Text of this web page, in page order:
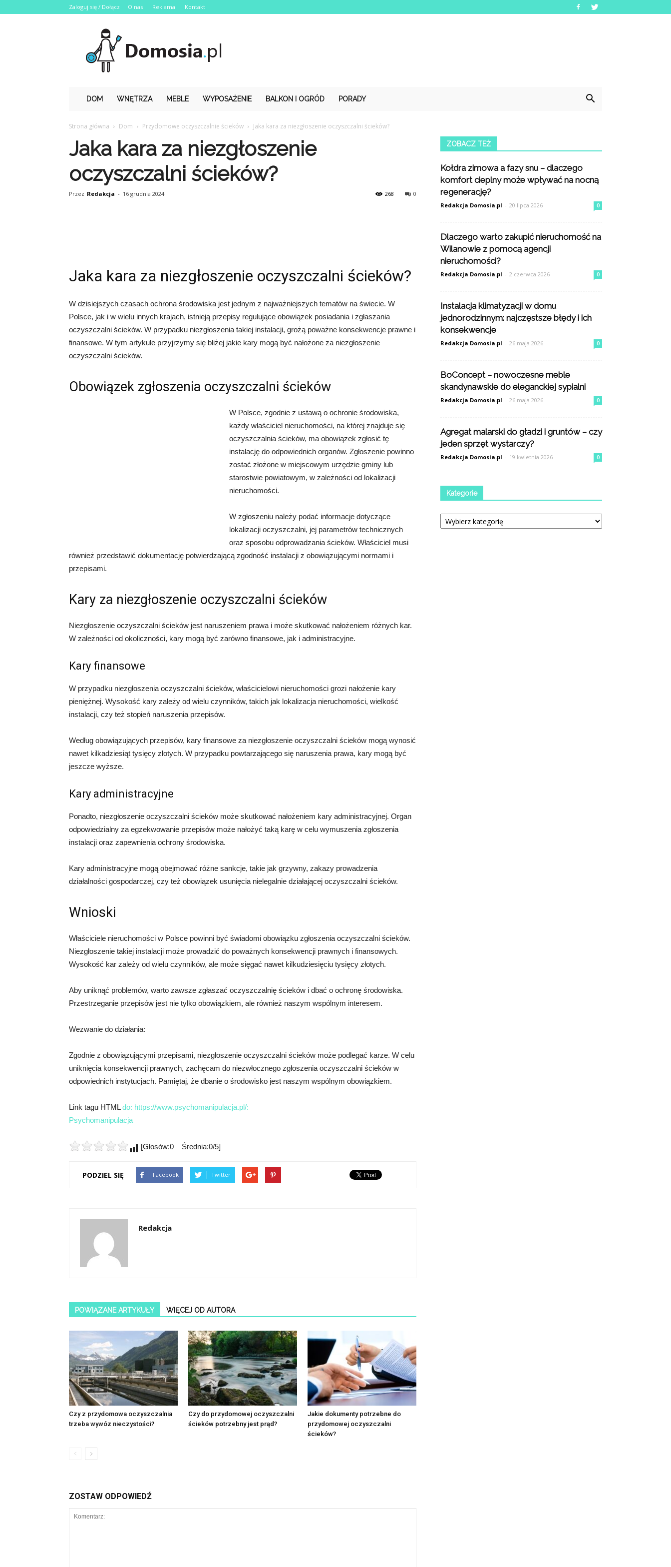
Zaloguj się / Dołącz O nas Reklama Kontakt
Domosia.pl
DOM WNĘTRZA MEBLE WYPOSAŻENIE BALKON I OGRÓD PORADY
Strona główna Dom Przydomowe oczyszczalnie ścieków Jaka kara za niezgłoszenie oczyszczalni ścieków?
Jaka kara za niezgłoszenie
oczyszczalni ścieków?
Przez Redakcja - 16 grudnia 2024 0
268
Jaka kara za niezgłoszenie oczyszczalni ścieków?
W dzisiejszych czasach ochrona środowiska jest jednym z najważniejszych tematów na świecie. W
Polsce, jak i w wielu innych krajach, istnieją przepisy regulujące obowiązek posiadania i zgłaszania
oczyszczalni ścieków. W przypadku niezgłoszenia takiej instalacji, grożą poważne konsekwencje prawne i
finansowe. W tym artykule przyjrzymy się bliżej jakie kary mogą być nałożone za niezgłoszenie
oczyszczalni ścieków.
Obowiązek zgłoszenia oczyszczalni ścieków
W Polsce, zgodnie z ustawą o ochronie środowiska,
każdy właściciel nieruchomości, na której znajduje się
oczyszczalnia ścieków, ma obowiązek zgłosić tę
instalację do odpowiednich organów. Zgłoszenie powinno
zostać złożone w miejscowym urzędzie gminy lub
starostwie powiatowym, w zależności od lokalizacji
nieruchomości.
W zgłoszeniu należy podać informacje dotyczące
lokalizacji oczyszczalni, jej parametrów technicznych
oraz sposobu odprowadzania ścieków. Właściciel musi
również przedstawić dokumentację potwierdzającą zgodność instalacji z obowiązującymi normami i
przepisami.
Kary za niezgłoszenie oczyszczalni ścieków
Niezgłoszenie oczyszczalni ścieków jest naruszeniem prawa i może skutkować nałożeniem różnych kar.
W zależności od okoliczności, kary mogą być zarówno finansowe, jak i administracyjne.
Kary finansowe
W przypadku niezgłoszenia oczyszczalni ścieków, właścicielowi nieruchomości grozi nałożenie kary
pieniężnej. Wysokość kary zależy od wielu czynników, takich jak lokalizacja nieruchomości, wielkość
instalacji, czy też stopień naruszenia przepisów.
Według obowiązujących przepisów, kary finansowe za niezgłoszenie oczyszczalni ścieków mogą wynosić
nawet kilkadziesiąt tysięcy złotych. W przypadku powtarzającego się naruszenia prawa, kary mogą być
jeszcze wyższe.
Kary administracyjne
Ponadto, niezgłoszenie oczyszczalni ścieków może skutkować nałożeniem kary administracyjnej. Organ
odpowiedzialny za egzekwowanie przepisów może nałożyć taką karę w celu wymuszenia zgłoszenia
instalacji oraz zapewnienia ochrony środowiska.
Kary administracyjne mogą obejmować różne sankcje, takie jak grzywny, zakazy prowadzenia
działalności gospodarczej, czy też obowiązek usunięcia nielegalnie działającej oczyszczalni ścieków.
Wnioski
Właściciele nieruchomości w Polsce powinni być świadomi obowiązku zgłoszenia oczyszczalni ścieków.
Niezgłoszenie takiej instalacji może prowadzić do poważnych konsekwencji prawnych i finansowych.
Wysokość kar zależy od wielu czynników, ale może sięgać nawet kilkudziesięciu tysięcy złotych.
Aby uniknąć problemów, warto zawsze zgłaszać oczyszczalnię ścieków i dbać o ochronę środowiska.
Przestrzeganie przepisów jest nie tylko obowiązkiem, ale również naszym wspólnym interesem.
Wezwanie do działania:
Zgodnie z obowiązującymi przepisami, niezgłoszenie oczyszczalni ścieków może podlegać karze. W celu
uniknięcia konsekwencji prawnych, zachęcam do niezwłocznego zgłoszenia oczyszczalni ścieków w
odpowiednich instytucjach. Pamiętaj, że dbanie o środowisko jest naszym wspólnym obowiązkiem.
Link tagu HTMLdo: https://www.psychomanipulacja.pl/:
Psychomanipulacja
[Głosów:0 Średnia:0/5]
PODZIEL SIĘ Facebook Twitter
Redakcja
POWIĄZANE ARTYKUŁY WIĘCEJ OD AUTORA
Czy z przydomowa oczyszczalnia
trzeba wywóz nieczystości?
Czy do przydomowej oczyszczalni
ścieków potrzebny jest prąd?
Jakie dokumenty potrzebne do
przydomowej oczyszczalni
ścieków?
ZOSTAW ODPOWIEDŹ
ZOBACZ TEŻ
Kołdra zimowa a fazy snu – dlaczego
komfort cieplny może wpływać na nocną
regenerację?
Redakcja Domosia.pl - 20 lipca 2026 0
Dlaczego warto zakupić nieruchomość na
Wilanowie z pomocą agencji
nieruchomości?
Redakcja Domosia.pl - 2 czerwca 2026 0
Instalacja klimatyzacji w domu
jednorodzinnym: najczęstsze błędy i ich
konsekwencje
Redakcja Domosia.pl - 26 maja 2026 0
BoConcept – nowoczesne meble
skandynawskie do eleganckiej sypialni
Redakcja Domosia.pl - 26 maja 2026 0
Agregat malarski do gładzi i gruntów – czy
jeden sprzęt wystarczy?
Redakcja Domosia.pl - 19 kwietnia 2026 0
Kategorie
Kategorie